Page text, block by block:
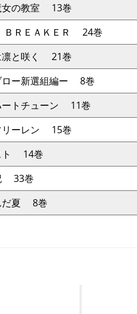
女の教室 13巻
ＢＲＥＡＫＥＲ 24巻
凛と咲く 21巻
ロー新選組編ー 8巻
ートチューン 11巻
リーレン 15巻
ト 14巻
33巻
だ夏 8巻